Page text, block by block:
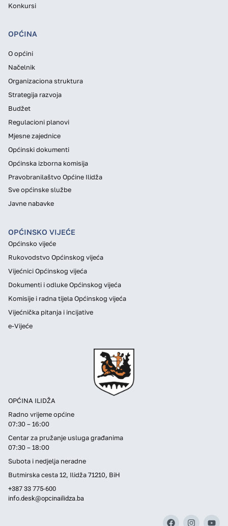
OPĆINA ILIDŽA
Radno vrijeme općine
07:30 – 16:00
Centar za pružanje usluga građanima
07:30 – 18:00
Subota i nedjelja neradne
Butmirska cesta 12, Ilidža 71210, BiH
+387 33 775-600
info.desk@opcinailidza.ba
Konkursi
OPĆINA
O općini
Načelnik
Organizaciona struktura
Strategija razvoja
Budžet
Regulacioni planovi
Mjesne zajednice
Općinski dokumenti
Općinska izborna komisija
Pravobranilaštvo Općine Ilidža
Sve općinske službe
Javne nabavke
OPĆINSKO VIJEĆE
Općinsko vijeće
Rukovodstvo Općinskog vijeća
Vijećnici Općinskog vijeća
Dokumenti i odluke Općinskog vijeća
Komisije i radna tijela Općinskog vijeća
Vijećnička pitanja i incijative
e-Vijeće